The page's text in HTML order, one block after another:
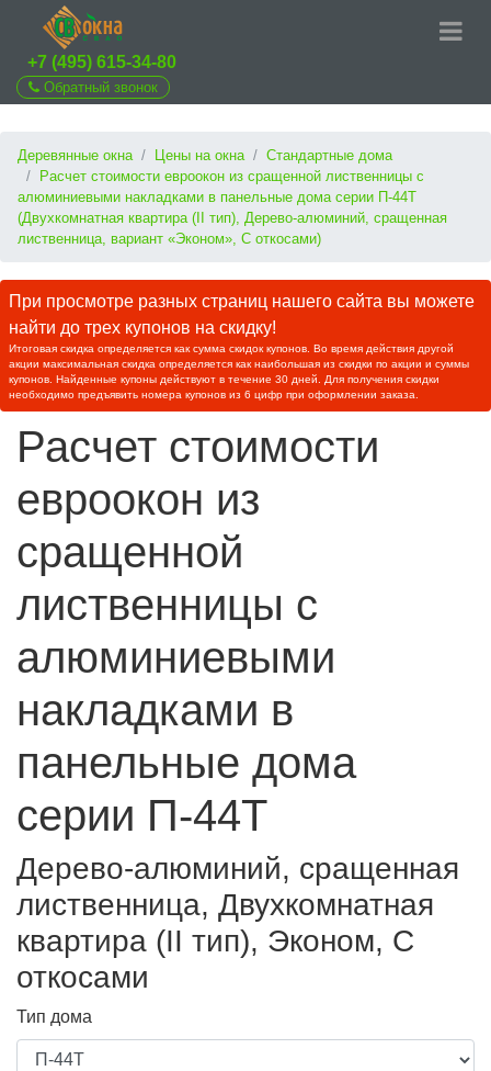
+7 (495) 615-34-80
Обратный звонок
Деревянные окна Цены на окна
Стандартные дома
Расчет стоимости евроокон из сращенной лиственницы с
алюминиевыми накладками в панельные дома серии П-44T
(Двухкомнатная квартира (II тип), Дерево-алюминий, сращенная
лиственница, вариант «Эконом», С откосами)
При просмотре разных страниц нашего сайта вы можете
найти до трех купонов на скидку!
Итоговая скидка определяется как сумма скидок купонов. Во время действия другой
акции максимальная скидка определяется как наибольшая из скидки по акции и суммы
купонов. Найденные купоны действуют в течение 30 дней. Для получения скидки
необходимо предъявить номера купонов из 6 цифр при оформлении заказа.
Расчет стоимости
евроокон из
сращенной
лиственницы с
алюминиевыми
накладками в
панельные дома
серии П-44T
Дерево-алюминий, сращенная
лиственница, Двухкомнатная
квартира (II тип), Эконом, С
откосами
Тип дома